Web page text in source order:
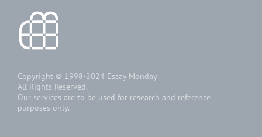
Copyright © 1998-2024 Essay Monday
All Rights Reserved.
Our services are to be used for research and reference
purposes only.